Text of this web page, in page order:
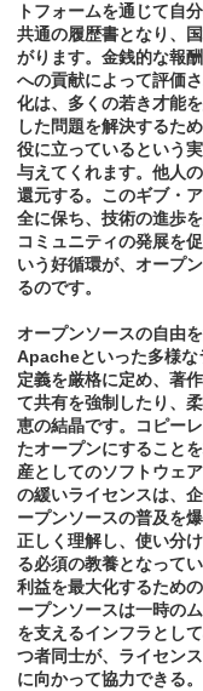
トフォームを通じて自
共通の履歴書となり、
がります。金銭的な報
への貢献によって評価
化は、多くの若き才能
した問題を解決するた
役に立っているという
与えてくれます。他人
還元する。このギブ・
全に保ち、技術の進歩
コミュニティの発展を
いう好循環が、オープ
るのです。
オープンソースの自由
Apacheといった多様な
定義を厳格に定め、著
て共有を強制したり、
恵の結晶です。コピー
たオープンにすること
産としてのソフトウェ
の緩いライセンスは、
ープンソースの普及を
正しく理解し、使い分
る必須の教養となって
利益を最大化するため
ープンソースは一時の
を支えるインフラとし
つ者同士が、ライセン
に向かって協力できる